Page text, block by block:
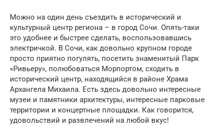
Можно на один день съездить в исторический и
культурный центр региона – в город Сочи. Опять-таки
это удобнее и быстрее сделать, воспользовавшись
электричкой. В Сочи, как довольно крупном городе
просто приятно погулять, посетить знаменитый Парк
«Ривьеру», полюбоваться Морпортом, сходить в
исторический центр, находящийся в районе Храма
Архангела Михаила. Есть здесь довольно интересные
музеи и памятники архитектуры, интересные парковые
территории и концертные площадки. Как говорится,
удовольствий и развлечений на любой вкус!